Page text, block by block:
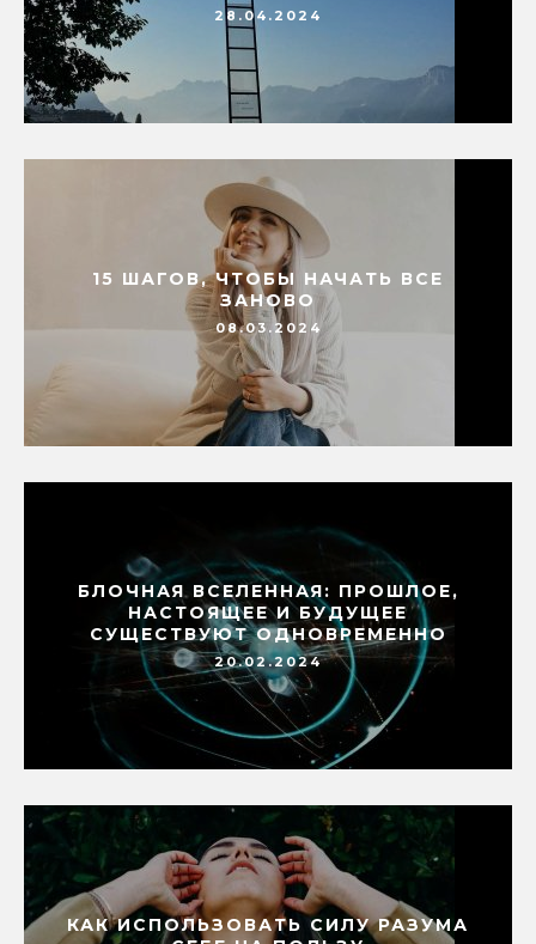
28.04.2024
15 ШАГОВ, ЧТОБЫ НАЧАТЬ ВСЕ
ЗАНОВО
08.03.2024
БЛОЧНАЯ ВСЕЛЕННАЯ: ПРОШЛОЕ,
НАСТОЯЩЕЕ И БУДУЩЕЕ
СУЩЕСТВУЮТ ОДНОВРЕМЕННО
20.02.2024
КАК ИСПОЛЬЗОВАТЬ СИЛУ РАЗУМА